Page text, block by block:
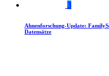
3
Ahnenforschung-Update:
Datensätze